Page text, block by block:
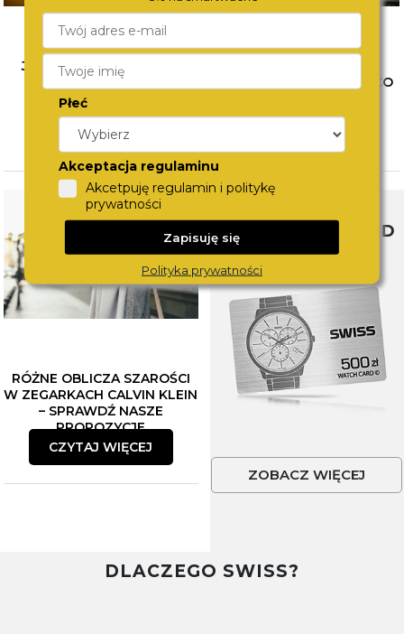
JAK ŁĄCZYĆ BIŻUTERIĘ?
POZNAJ SPOSOBY NA
MODNE STYLIZACJE
CZYTAJ WIĘCEJ
ZEGARKA DLA DZIECKA. CO
CZYTAJ WIĘCEJ
RÓŻNE OBLICZA SZAROŚCI
W ZEGARKACH CALVIN KLEIN
– SPRAWDŹ NASZE
PROPOZYCJE
CZYTAJ WIĘCEJ
SWISS WATCHCARD
ZOBACZ WIĘCEJ
DLACZEGO SWISS?
Płeć
Akceptacja regulaminu
Akcetpuję regulamin i politykę
prywatności
Zapisuję się
Polityka prywatności